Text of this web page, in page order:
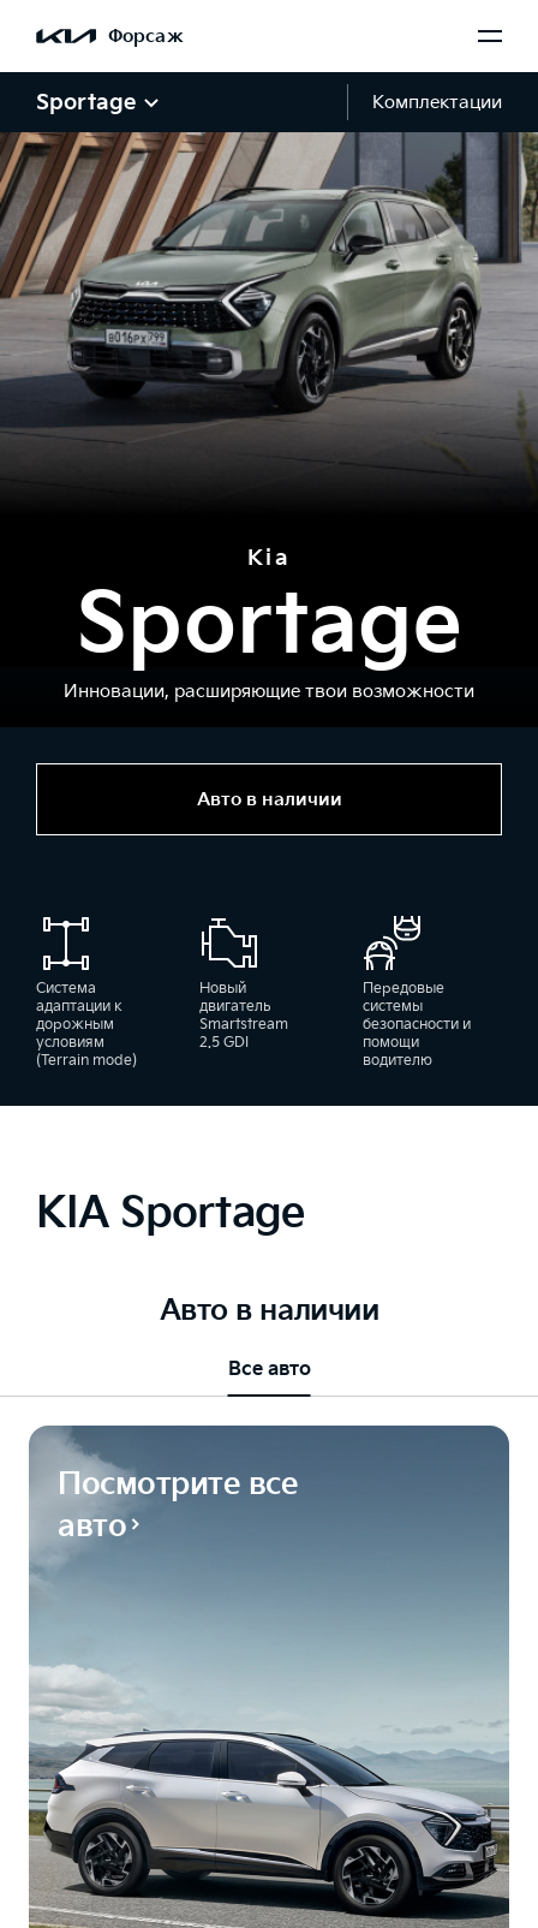
Форсаж
Sportage Комплектации
Авто в наличии
Kia
Sportage
Инновации, расширяющие твои возможности
Система
адаптации к
дорожным
условиям
(Terrain mode)
Новый
двигатель
Smartstream
2.5 GDI
Передовые
системы
безопасности и
помощи
водителю
KIA Sportage
Авто в наличии
Все авто
Посмотрите все
авто